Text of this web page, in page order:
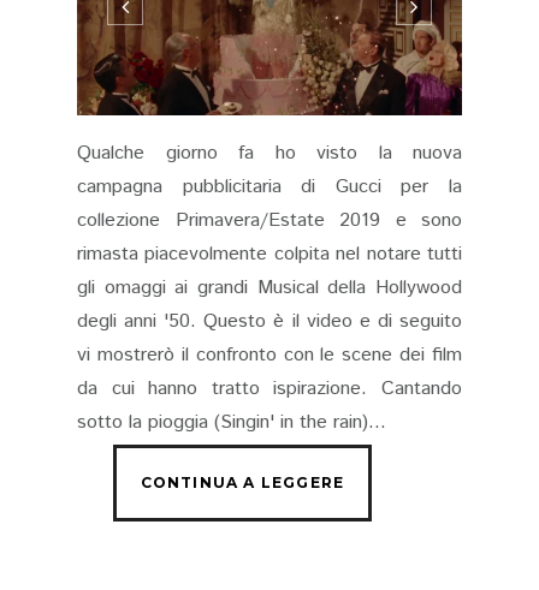
Qualche giorno fa ho visto la nuova
campagna pubblicitaria di Gucci per la
collezione Primavera/Estate 2019 e sono
rimasta piacevolmente colpita nel notare tutti
gli omaggi ai grandi Musical della Hollywood
degli anni '50. Questo è il video e di seguito
vi mostrerò il confronto con le scene dei film
da cui hanno tratto ispirazione. Cantando
sotto la pioggia (Singin' in the rain)...